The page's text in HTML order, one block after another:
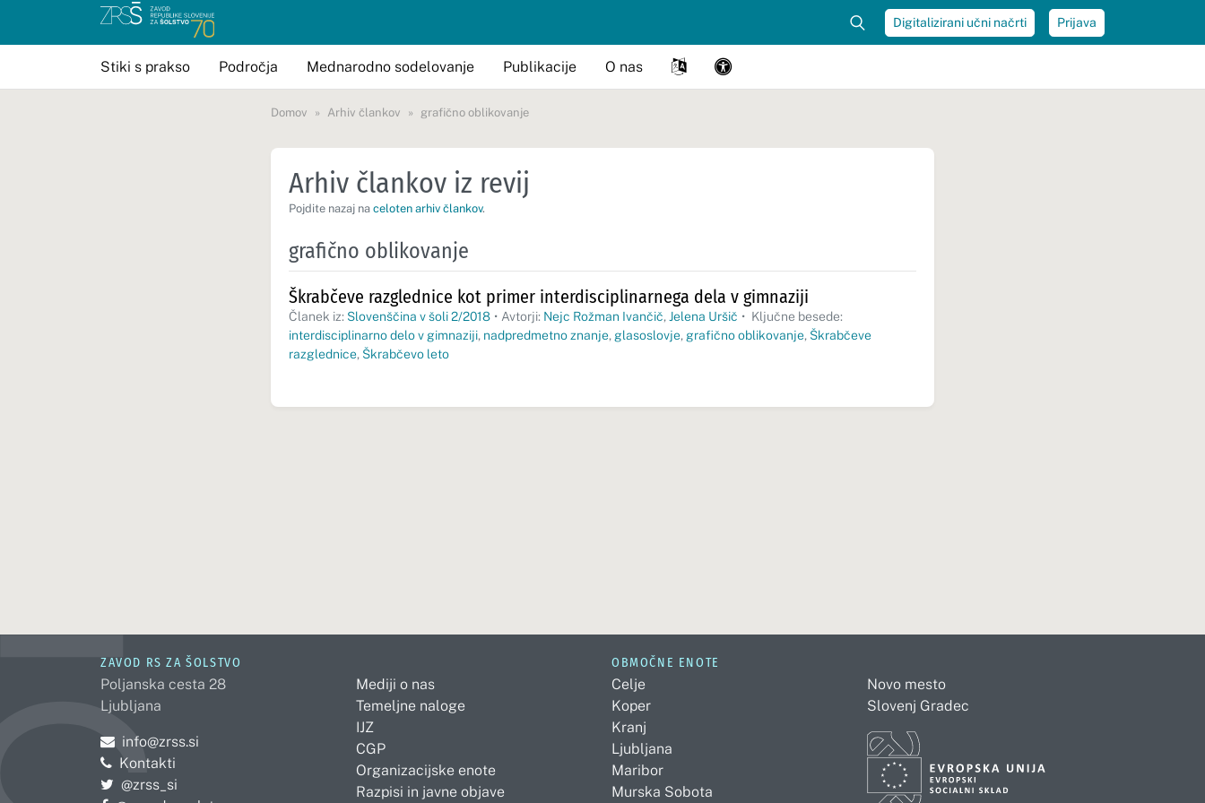
Digitalizirani učni načrti Prijava
Stiki s prakso Področja Mednarodno sodelovanje Publikacije O nas
Domov Arhiv člankov grafično oblikovanje
Arhiv člankov iz revij
Pojdite nazaj na celoten arhiv člankov.
grafično oblikovanje
Škrabčeve razglednice kot primer interdisciplinarnega dela v gimnaziji
Članek iz: Slovenščina v šoli 2/2018 • Avtorji: Nejc Rožman Ivančič, Jelena Uršič • Ključne besede:
interdisciplinarno delo v gimnaziji, nadpredmetno znanje, glasoslovje, grafično oblikovanje, Škrabčeve
razglednice, Škrabčevo leto
ZAVOD RS ZA ŠOLSTVO
Poljanska cesta 28
Ljubljana
Pošljite e-mail na
info@zrss.si
Kontakti
Pojdite na Twitter:
@zrss_si
Mediji o nas
Temeljne naloge
IJZ
CGP
Organizacijske enote
Razpisi in javne objave
OBMOČNE ENOTE
Celje
Koper
Kranj
Ljubljana
Maribor
Murska Sobota
Novo mesto
Slovenj Gradec